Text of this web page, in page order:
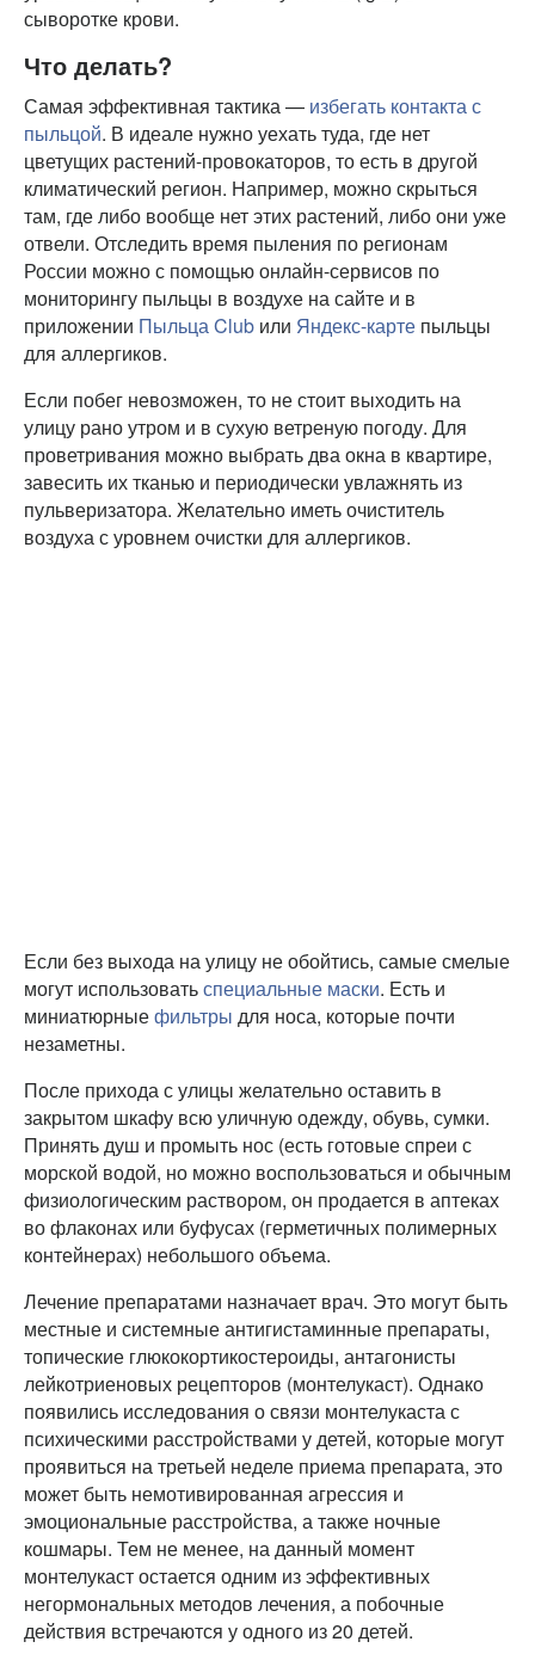
сыворотке крови.
Что делать?
Самая эффективная тактика — избегать контакта с
пыльцой. В идеале нужно уехать туда, где нет
цветущих растений-провокаторов, то есть в другой
климатический регион. Например, можно скрыться
там, где либо вообще нет этих растений, либо они уже
отвели. Отследить время пыления по регионам
России можно с помощью онлайн-сервисов по
мониторингу пыльцы в воздухе на сайте и в
приложении Пыльца Club или Яндекс-карте пыльцы
для аллергиков.
Если побег невозможен, то не стоит выходить на
улицу рано утром и в сухую ветреную погоду. Для
проветривания можно выбрать два окна в квартире,
завесить их тканью и периодически увлажнять из
пульверизатора. Желательно иметь очиститель
воздуха с уровнем очистки для аллергиков.
Если без выхода на улицу не обойтись, самые смелые
могут использоватьспециальные маски. Есть и
миниатюрныефильтры для носа, которые почти
незаметны.
После прихода с улицы желательно оставить в
закрытом шкафу всю уличную одежду, обувь, сумки.
Принять душ и промыть нос (есть готовые спреи с
морской водой, но можно воспользоваться и обычным
физиологическим раствором, он продается в аптеках
во флаконах или буфусах (герметичных полимерных
контейнерах) небольшого объема.
Лечение препаратами назначает врач. Это могут быть
местные и системные антигистаминные препараты,
топические глюкокортикостероиды, антагонисты
лейкотриеновых рецепторов (монтелукаст). Однако
появились исследования о связи монтелукаста с
психическими расстройствами у детей, которые могут
проявиться на третьей неделе приема препарата, это
может быть немотивированная агрессия и
эмоциональные расстройства, а также ночные
кошмары. Тем не менее, на данный момент
монтелукаст остается одним из эффективных
негормональных методов лечения, а побочные
действия встречаются у одного из 20 детей.